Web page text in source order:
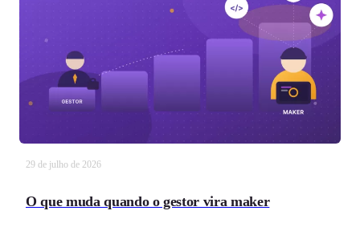
29 de julho de 2026
O que muda quando o gestor vira maker